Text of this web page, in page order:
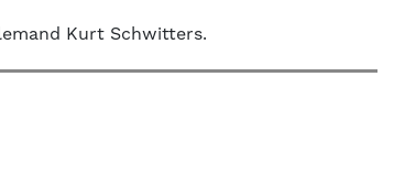
Kurt Schwitters.